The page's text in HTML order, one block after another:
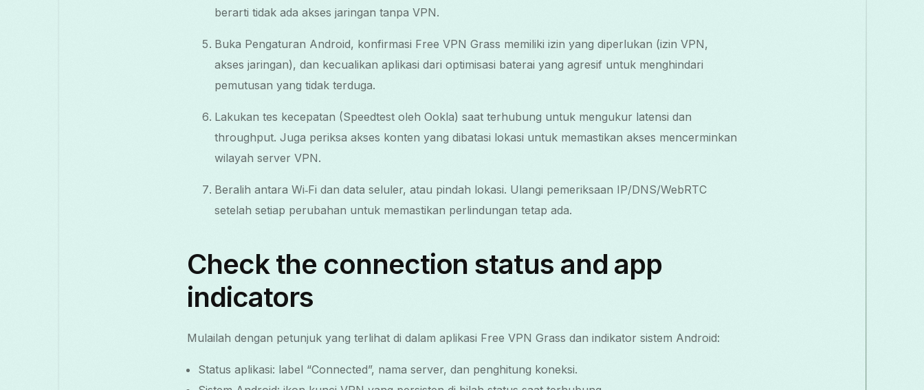
berarti tidak ada akses jaringan tanpa VPN.
Buka Pengaturan Android, konfirmasi Free VPN Grass memiliki izin yang diperlukan (izin VPN,
akses jaringan), dan kecualikan aplikasi dari optimisasi baterai yang agresif untuk menghindari
pemutusan yang tidak terduga.
Lakukan tes kecepatan (Speedtest oleh Ookla) saat terhubung untuk mengukur latensi dan
throughput. Juga periksa akses konten yang dibatasi lokasi untuk memastikan akses mencerminkan
wilayah server VPN.
Beralih antara Wi‑Fi dan data seluler, atau pindah lokasi. Ulangi pemeriksaan IP/DNS/WebRTC
setelah setiap perubahan untuk memastikan perlindungan tetap ada.
Check the connection status and app
indicators
Mulailah dengan petunjuk yang terlihat di dalam aplikasi Free VPN Grass dan indikator sistem Android:
Status aplikasi: label “Connected”, nama server, dan penghitung koneksi.